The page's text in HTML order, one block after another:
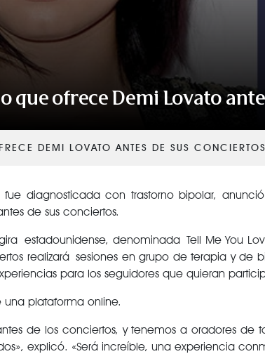
que ofrece Demi Lovato
DEMI LOVATO ANTES DE SUS CONCIERTOS
diagnosticada con trastorno bipolar,
de sus conciertos.
estadounidense, denominada Tell Me You
realizará sesiones en grupo de terapia y de
para los seguidores que quieran
una plataforma online.
de los conciertos, y tenemos a oradores de
explicó. «Será increíble, una experiencia